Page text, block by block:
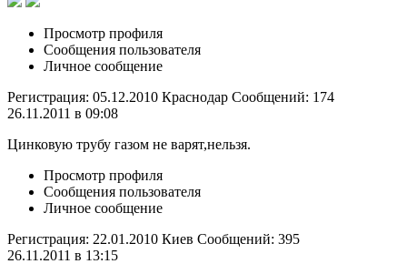
Просмотр профиля
Сообщения пользователя
Личное сообщение
Регистрация: 05.12.2010 Краснодар Сообщений: 174
26.11.2011 в 09:08
Цинковую трубу газом не варят,нельзя.
Просмотр профиля
Сообщения пользователя
Личное сообщение
Регистрация: 22.01.2010 Киев Сообщений: 395
26.11.2011 в 13:15